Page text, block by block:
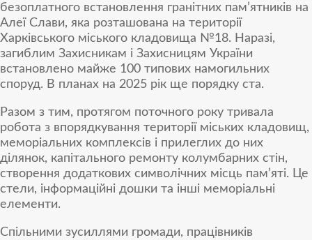
безоплатного встановлення гранітних пам’ятників на
Алеї Слави, яка розташована на території
Харківського міського кладовища №18. Наразі,
загиблим Захисникам і Захисницям України
встановлено майже 100 типових намогильних
споруд. В планах на 2025 рік ще порядку ста.
Разом з тим, протягом поточного року тривала
робота з впорядкування території міських кладовищ,
меморіальних комплексів і прилеглих до них
ділянок, капітального ремонту колумбарних стін,
створення додаткових символічних місць пам’яті. Це
стели, інформаційні дошки та інші меморіальні
елементи.
Спільними зусиллями громади, працівників